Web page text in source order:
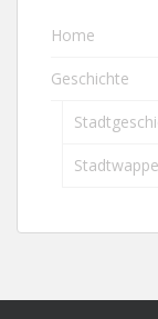
Home
Geschichte